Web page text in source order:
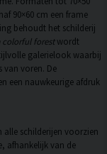
90×60 cm een frame
behoudt het schilderij
colorful forestwordt
galerielook waarbij
van voren. De
een nauwkeurige afdruk
alle schilderijen voorzien
afhankelijk van de